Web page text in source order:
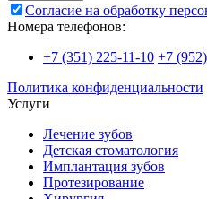
Согласие на обработку
Номера телефонов:
+7 (351) 225-11-10 +7
Политика конфиденциальности
Услуги
Лечение зубов
Детская стоматология
Имплантация зубов
Протезирование